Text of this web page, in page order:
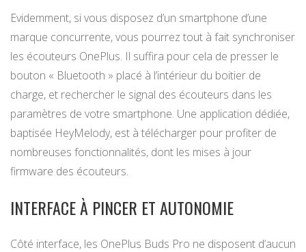
Evidemment, si vous disposez d’un smartphone d’une
marque concurrente, vous pourrez tout à fait synchroniser
les écouteurs OnePlus. Il suffira pour cela de presser le
bouton « Bluetooth » placé à l’intérieur du boitier de
charge, et rechercher le signal des écouteurs dans les
paramètres de votre smartphone. Une application dédiée,
baptisée HeyMelody, est à télécharger pour profiter de
nombreuses fonctionnalités, dont les mises à jour
firmware des écouteurs.
INTERFACE À PINCER ET AUTONOMIE
Côté interface, les OnePlus Buds Pro ne disposent d’aucun